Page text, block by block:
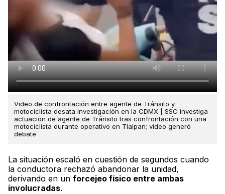
Video de confrontación entre agente de Tránsito y
motociclista desata investigación en la CDMX | SSC investiga
actuación de agente de Tránsito tras confrontación con una
motociclista durante operativo en Tlalpan; video generó
debate
La situación escaló en cuestión de segundos cuando
la conductora rechazó abandonar la unidad,
derivando en un forcejeo físico entre ambas
involucradas.